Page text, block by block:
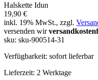
Halskette Idun
19,90 €
inkl. 19% MwSt., zzgl.
versenden wir
sku: sku-900514-31
Verfügbarkeit: sofort lieferbar
Lieferzeit: 2 Werktage